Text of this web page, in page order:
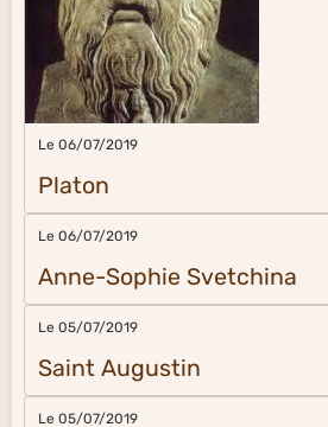
Le 06/07/2019
Platon
Le 06/07/2019
Anne-Sophie Svetchina
Le 05/07/2019
Saint Augustin
Le 05/07/2019